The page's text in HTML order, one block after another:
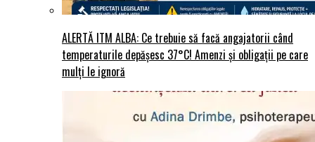
ALERTĂ ITM ALBA: Ce trebuie să facă angajatorii când
temperaturile depășesc 37°C! Amenzi și obligații pe care
mulți le ignoră